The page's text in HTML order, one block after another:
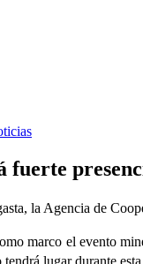
la Agencia de
marco el evento
lugar durante